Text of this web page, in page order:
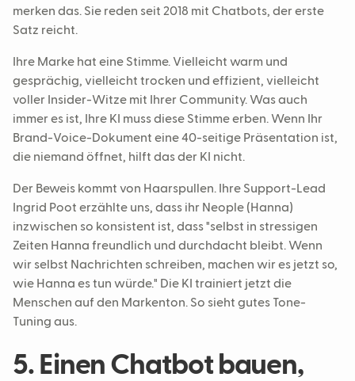
merken das. Sie reden seit 2018 mit Chatbots, der erste
Satz reicht.
Ihre Marke hat eine Stimme. Vielleicht warm und
gesprächig, vielleicht trocken und effizient, vielleicht
voller Insider-Witze mit Ihrer Community. Was auch
immer es ist, Ihre KI muss diese Stimme erben. Wenn Ihr
Brand-Voice-Dokument eine 40-seitige Präsentation ist,
die niemand öffnet, hilft das der KI nicht.
Der Beweis kommt von Haarspullen. Ihre Support-Lead
Ingrid Poot erzählte uns, dass ihr Neople (Hanna)
inzwischen so konsistent ist, dass "selbst in stressigen
Zeiten Hanna freundlich und durchdacht bleibt. Wenn
wir selbst Nachrichten schreiben, machen wir es jetzt so,
wie Hanna es tun würde." Die KI trainiert jetzt die
Menschen auf den Markenton. So sieht gutes Tone-
Tuning aus.
5. Einen Chatbot bauen,